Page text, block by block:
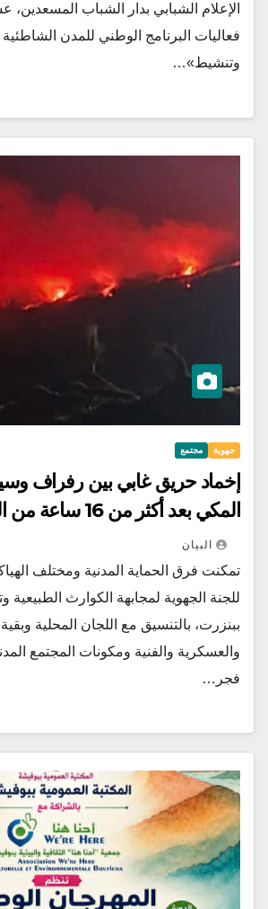
الإعلام الشبابي بدار الشباب المسعدين،
فعاليات البرنامج الوطني للمدن
وتنشيط»…
جهوية مجتمع
إخماد حريق غابي بين رفراف
المكي بعد أكثر من 16 ساعة من التدخلات
البيان
تمكنت فرق الحماية المدنية ومختلف
للجنة الجهوية لمجابهة الكوارث الطبيعية
ببنزرت، بالتنسيق مع اللجان المحلية وبقية
والعسكرية والفنية ومكونات المجتمع
فجر…